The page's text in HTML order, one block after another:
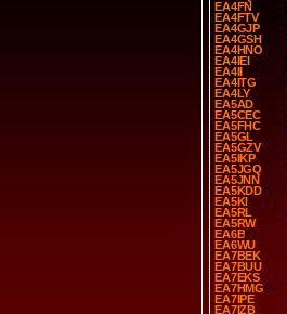
EA4FN
EA4FTV
EA4GJP
EA4GSH
EA4HNO
EA4IEI
EA4II
EA4ITG
EA4LY
EA5AD
EA5CEC
EA5FHC
EA5GL
EA5GZV
EA5IKP
EA5JGQ
EA5JNN
EA5KDD
EA5KI
EA5RL
EA5RW
EA6B
EA6WU
EA7BEK
EA7BUU
EA7EKS
EA7HMG
EA7IPE
EA7IZB